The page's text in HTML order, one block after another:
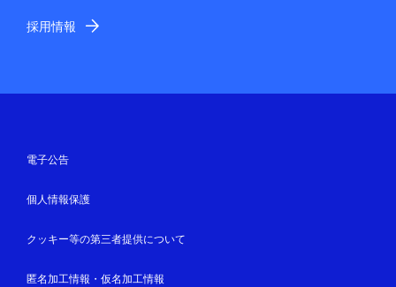
採用情報
電子公告
個人情報保護
クッキー等の第三者提供について
匿名加工情報・仮名加工情報